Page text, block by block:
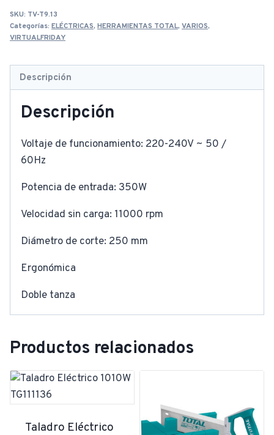
SKU: TV-T9.13
Categorías: ELÉCTRICAS, HERRAMIENTAS TOTAL, VARIOS,
VIRTUALFRIDAY
Descripción
Descripción
Voltaje de funcionamiento: 220-240V ~ 50 /
60Hz
Potencia de entrada: 350W
Velocidad sin carga: 11000 rpm
Diámetro de corte: 250 mm
Ergonómica
Doble tanza
Productos relacionados
Taladro Eléctrico